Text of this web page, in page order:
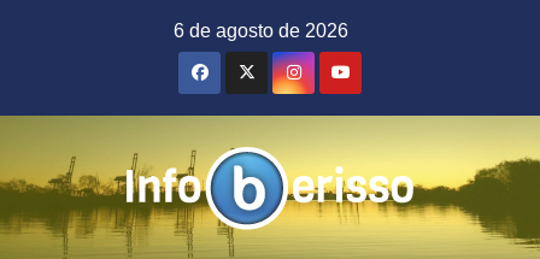
6 de agosto de 2026